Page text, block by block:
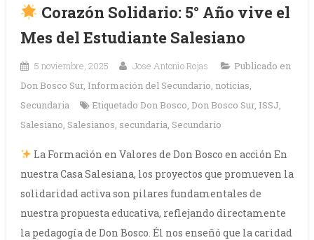
Corazón Solidario: 5° Año vive el
Mes del Estudiante Salesiano
5 noviembre, 2025 Jose Antonio Rojas
Publicado en
Don Bosco Sur, Información del Secundario, noticias,
Secundaria
Etiquetado Don Bosco, Don Bosco Sur, ISSJ,
Salesiano, Salesianos, secundaria, Secundario
La Formación en Valores de Don Bosco en acción En
nuestra Casa Salesiana, los proyectos que promueven la
solidaridad activa son pilares fundamentales de
nuestra propuesta educativa, reflejando directamente
la pedagogía de Don Bosco. Él nos enseñó que la caridad